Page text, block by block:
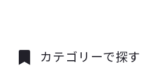
カテゴリーで探す